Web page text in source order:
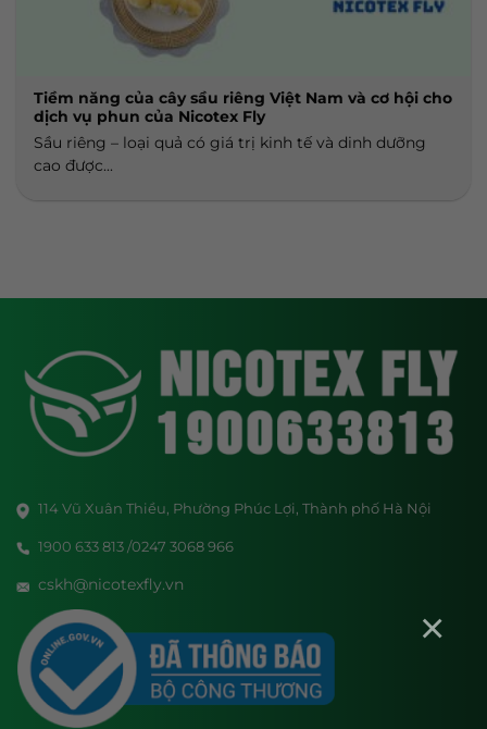
×
Tiềm năng của cây sầu riêng Việt Nam và cơ hội cho
dịch vụ phun của Nicotex Fly
Sầu riêng – loại quả có giá trị kinh tế và dinh dưỡng
cao được...
114 Vũ Xuân Thiều, Phường Phúc Lợi, Thành phố Hà Nội
1900 633 813 /0247 3068 966
cskh@nicotexfly.vn